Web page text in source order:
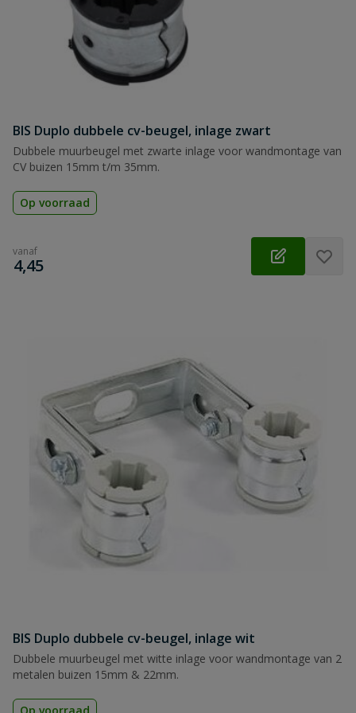
BIS Duplo dubbele cv-beugel, inlage zwart
Dubbele muurbeugel met zwarte inlage voor wandmontage van
CV buizen 15mm t/m 35mm.
Op voorraad
vanaf
€
4,45
BIS Duplo dubbele cv-beugel, inlage wit
Dubbele muurbeugel met witte inlage voor wandmontage van 2
metalen buizen 15mm & 22mm.